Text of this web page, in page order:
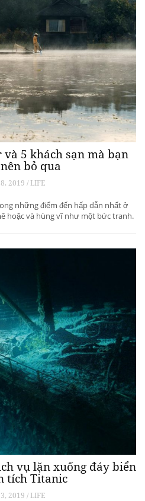
5 khách sạn mà bạn
bỏ qua
2019 / LIFE
những điểm đến hấp dẫn nhất ở
hoặc và hùng vĩ như một bức tranh.
vụ lặn xuống đáy biển
tích Titanic
2019 / LIFE